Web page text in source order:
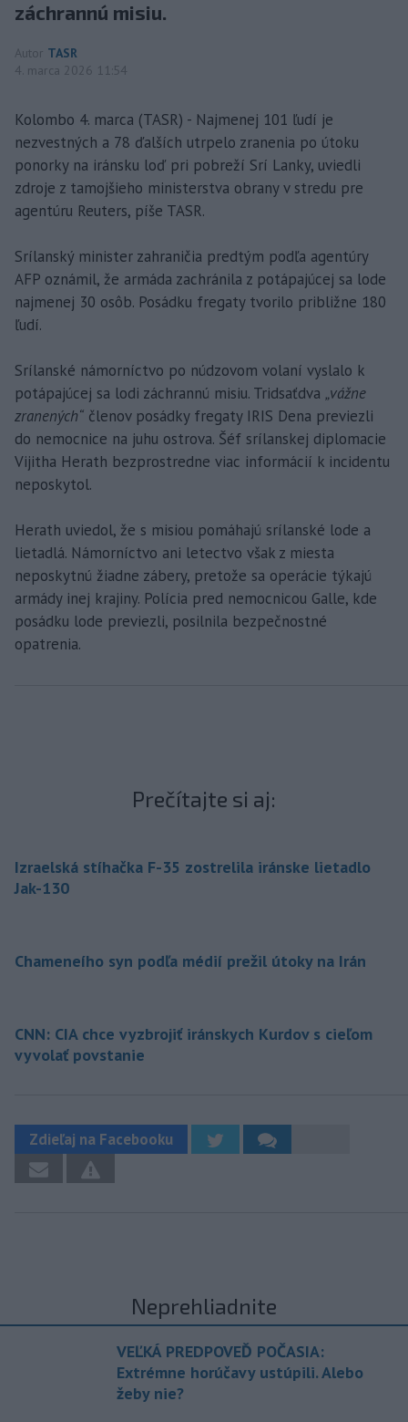
záchrannú misiu.
Autor TASR
4. marca 2026 11:54
Kolombo 4. marca (TASR) - Najmenej 101 ľudí je
nezvestných a 78 ďalších utrpelo zranenia po útoku
ponorky na iránsku loď pri pobreží Srí Lanky, uviedli
zdroje z tamojšieho ministerstva obrany v stredu pre
agentúru Reuters, píše TASR.
Srílanský minister zahraničia predtým podľa agentúry
AFP oznámil, že armáda zachránila z potápajúcej sa lode
najmenej 30 osôb. Posádku fregaty tvorilo približne 180
ľudí.
Srílanské námorníctvo po núdzovom volaní vyslalo k
potápajúcej sa lodi záchrannú misiu. Tridsaťdva „vážne
zranených“ členov posádky fregaty IRIS Dena previezli
do nemocnice na juhu ostrova. Šéf srílanskej diplomacie
Vijitha Herath bezprostredne viac informácií k incidentu
neposkytol.
Herath uviedol, že s misiou pomáhajú srílanské lode a
lietadlá. Námorníctvo ani letectvo však z miesta
neposkytnú žiadne zábery, pretože sa operácie týkajú
armády inej krajiny. Polícia pred nemocnicou Galle, kde
posádku lode previezli, posilnila bezpečnostné
opatrenia.
Prečítajte si aj:
Izraelská stíhačka F-35 zostrelila iránske lietadlo
Jak-130
Chameneího syn podľa médií prežil útoky na Irán
CNN: CIA chce vyzbrojiť iránskych Kurdov s cieľom
vyvolať povstanie
Zdieľaj na Facebooku
Neprehliadnite
VEĽKÁ PREDPOVEĎ POČASIA:
Extrémne horúčavy ustúpili. Alebo
žeby nie?